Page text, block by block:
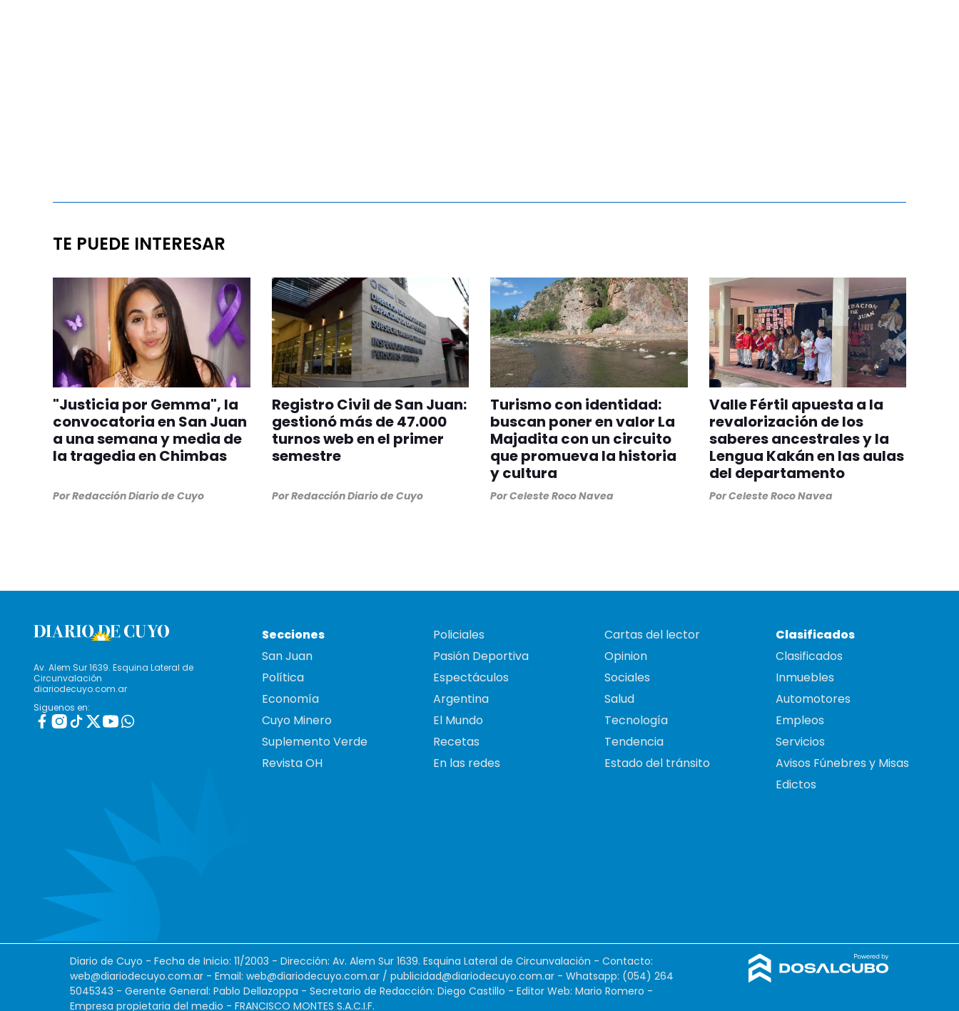
TE PUEDE INTERESAR
"Justicia por Gemma", la
convocatoria en San Juan
a una semana y media de
la tragedia en Chimbas
PorRedacción Diario de Cuyo
Registro Civil de San Juan:
gestionó más de 47.000
turnos web en el primer
semestre
PorRedacción Diario de Cuyo
Turismo con identidad:
buscan poner en valor La
Majadita con un circuito
que promueva la historia
y cultura
PorCeleste Roco Navea
Valle Fértil apuesta a la
revalorización de los
saberes ancestrales y la
Lengua Kakán en las aulas
del departamento
PorCeleste Roco Navea
Av. Alem Sur 1639. Esquina Lateral de
Circunvalación
diariodecuyo.com.ar
Siguenos en:
Secciones
San Juan
Política
Economía
Cuyo Minero
Suplemento Verde
Revista OH
Policiales
Pasión Deportiva
Espectáculos
Argentina
El Mundo
Recetas
En las redes
Cartas del lector
Opinion
Sociales
Salud
Tecnología
Tendencia
Estado del tránsito
Clasificados
Clasificados
Inmuebles
Automotores
Empleos
Servicios
Avisos Fúnebres y Misas
Edictos
Diario de Cuyo - Fecha de Inicio: 11/2003 - Dirección: Av. Alem Sur 1639. Esquina Lateral de Circunvalación - Contacto:
web@diariodecuyo.com.ar - Email: web@diariodecuyo.com.ar / publicidad@diariodecuyo.com.ar - Whatsapp: (054) 264
5045343 - Gerente General: Pablo Dellazoppa - Secretario de Redacción: Diego Castillo - Editor Web: Mario Romero -
Empresa propietaria del medio - FRANCISCO MONTES S.A.C.I.F.